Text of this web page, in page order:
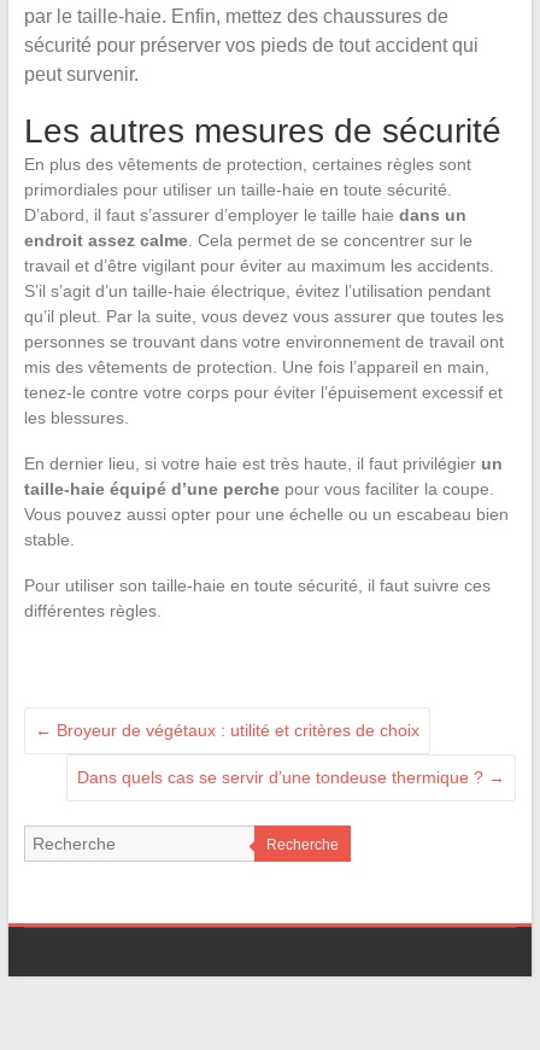
par le taille-haie. Enfin, mettez des chaussures de
sécurité pour préserver vos pieds de tout accident qui
peut survenir.
Les autres mesures de sécurité
En plus des vêtements de protection, certaines règles sont
primordiales pour utiliser un taille-haie en toute sécurité.
D’abord, il faut s’assurer d’employer le taille haie dans un
endroit assez calme. Cela permet de se concentrer sur le
travail et d’être vigilant pour éviter au maximum les accidents.
S’il s’agit d’un taille-haie électrique, évitez l’utilisation pendant
qu’il pleut. Par la suite, vous devez vous assurer que toutes les
personnes se trouvant dans votre environnement de travail ont
mis des vêtements de protection. Une fois l’appareil en main,
tenez-le contre votre corps pour éviter l’épuisement excessif et
les blessures.
En dernier lieu, si votre haie est très haute, il faut privilégier un
taille-haie équipé d’une perchepour vous faciliter la coupe.
Vous pouvez aussi opter pour une échelle ou un escabeau bien
stable.
Pour utiliser son taille-haie en toute sécurité, il faut suivre ces
différentes règles.
← Broyeur de végétaux : utilité et critères de choix
Dans quels cas se servir d’une tondeuse thermique ? →
Recherche